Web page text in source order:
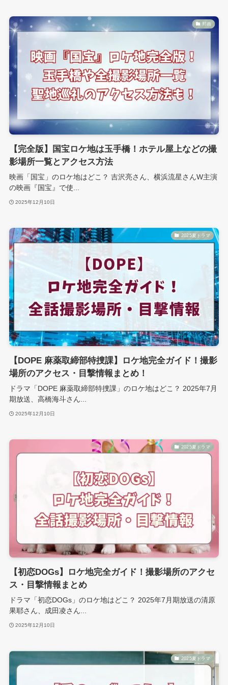
邦画
【完全版】国宝ロケ地は玉手橋！ホテル屋上などの撮
影場所一覧とアクセス方法
映画「国宝」のロケ地はどこ？ 吉沢亮さん、横浜流星さんW主演
の映画『国宝』で使...
2025年12月10日
2025夏ドラマ
【DOPE 麻薬取締部特捜課】ロケ地完全ガイド！撮影
場所のアクセス・目撃情報まとめ！
ドラマ「DOPE 麻薬取締部特捜課」のロケ地はどこ？ 2025年7月
期放送、高橋海斗さん...
2025年12月10日
2025夏ドラマ
【初恋DOGs】ロケ地完全ガイド！撮影場所のアクセ
ス・目撃情報まとめ
ドラマ「初恋DOGs」のロケ地はどこ？ 2025年7月期放送の清原
果耶さん、成田凌さん...
2025年12月10日
2025夏ドラマ